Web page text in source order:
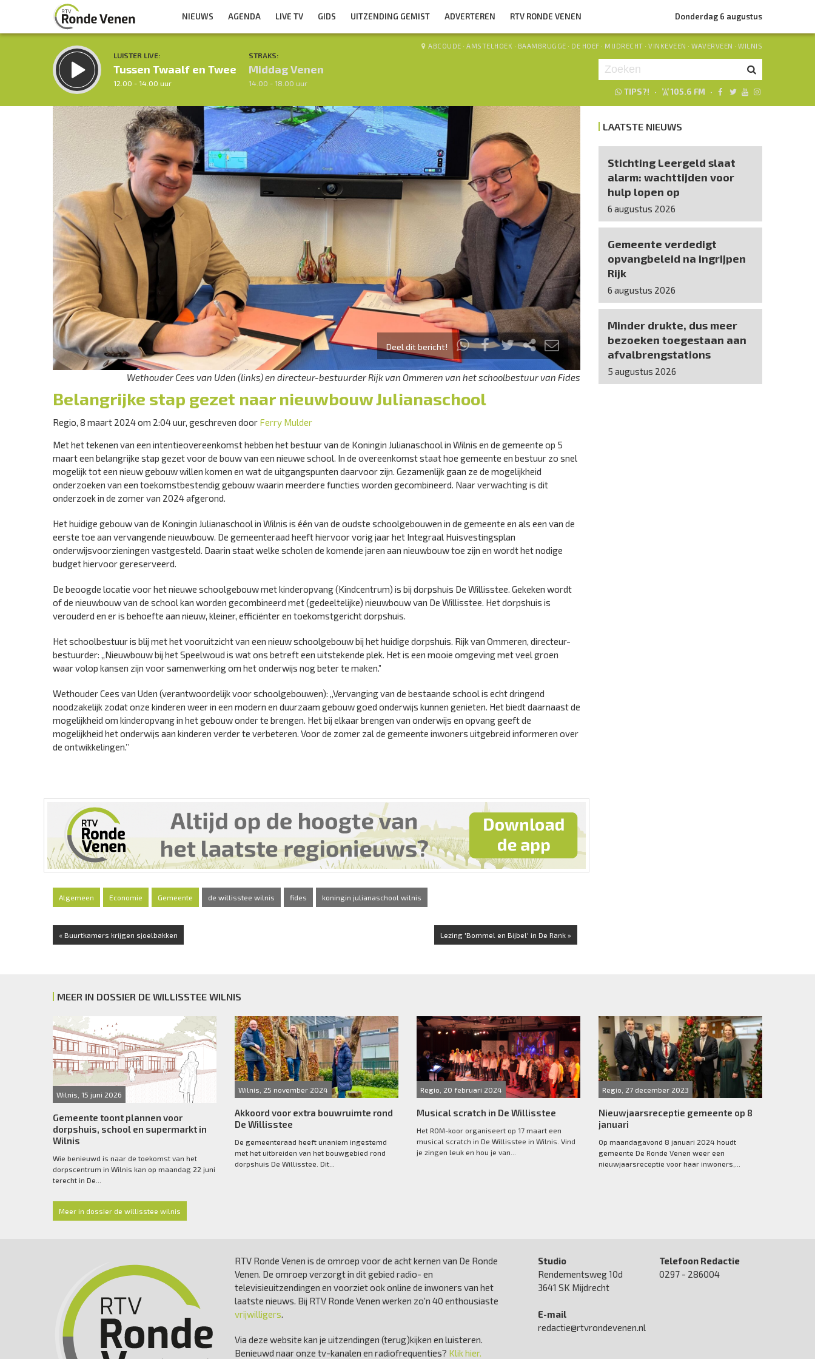
NIEUWS AGENDA LIVE TV GIDS UITZENDING GEMIST ADVERTEREN RTV RONDE VENEN Donderdag 6 augustus
LUISTER LIVE:
Tussen Twaalf en Twee
12.00 - 14.00 uur
STRAKS:
Middag Venen
14.00 - 18.00 uur
ABCOUDE · AMSTELHOEK · BAAMBRUGGE · DE HOEF · MIJDRECHT · VINKEVEEN · WAVERVEEN · WILNIS
TIPS?! · 105.6 FM ·
Deel dit bericht!
Wethouder Cees van Uden (links) en directeur-bestuurder Rijk van Ommeren van het schoolbestuur van Fides
Belangrijke stap gezet naar nieuwbouw Julianaschool
Regio, 8 maart 2024 om 2:04 uur, geschreven door Ferry Mulder
Met het tekenen van een intentieovereenkomst hebben het bestuur van de Koningin Julianaschool in Wilnis en de gemeente op 5
maart een belangrijke stap gezet voor de bouw van een nieuwe school. In de overeenkomst staat hoe gemeente en bestuur zo snel
mogelijk tot een nieuw gebouw willen komen en wat de uitgangspunten daarvoor zijn. Gezamenlijk gaan ze de mogelijkheid
onderzoeken van een toekomstbestendig gebouw waarin meerdere functies worden gecombineerd. Naar verwachting is dit
onderzoek in de zomer van 2024 afgerond.
Het huidige gebouw van de Koningin Julianaschool in Wilnis is één van de oudste schoolgebouwen in de gemeente en als een van de
eerste toe aan vervangende nieuwbouw. De gemeenteraad heeft hiervoor vorig jaar het Integraal Huisvestingsplan
onderwijsvoorzieningen vastgesteld. Daarin staat welke scholen de komende jaren aan nieuwbouw toe zijn en wordt het nodige
budget hiervoor gereserveerd.
De beoogde locatie voor het nieuwe schoolgebouw met kinderopvang (Kindcentrum) is bij dorpshuis De Willisstee. Gekeken wordt
of de nieuwbouw van de school kan worden gecombineerd met (gedeeltelijke) nieuwbouw van De Willisstee. Het dorpshuis is
verouderd en er is behoefte aan nieuw, kleiner, efficiënter en toekomstgericht dorpshuis.
Het schoolbestuur is blij met het vooruitzicht van een nieuw schoolgebouw bij het huidige dorpshuis. Rijk van Ommeren, directeur-
bestuurder: ,,Nieuwbouw bij het Speelwoud is wat ons betreft een uitstekende plek. Het is een mooie omgeving met veel groen
waar volop kansen zijn voor samenwerking om het onderwijs nog beter te maken.”
Wethouder Cees van Uden (verantwoordelijk voor schoolgebouwen): ,,Vervanging van de bestaande school is echt dringend
noodzakelijk zodat onze kinderen weer in een modern en duurzaam gebouw goed onderwijs kunnen genieten. Het biedt daarnaast de
mogelijkheid om kinderopvang in het gebouw onder te brengen. Het bij elkaar brengen van onderwijs en opvang geeft de
mogelijkheid het onderwijs aan kinderen verder te verbeteren. Voor de zomer zal de gemeente inwoners uitgebreid informeren over
de ontwikkelingen.’’
Algemeen Economie Gemeente de willisstee wilnis fides koningin julianaschool wilnis
« Buurtkamers krijgen sjoelbakken Lezing 'Bommel en Bijbel' in De Rank »
LAATSTE NIEUWS
Stichting Leergeld slaat
alarm: wachttijden voor
hulp lopen op
6 augustus 2026
Gemeente verdedigt
opvangbeleid na ingrijpen
Rijk
6 augustus 2026
Minder drukte, dus meer
bezoeken toegestaan aan
afvalbrengstations
5 augustus 2026
MEER IN DOSSIER DE WILLISSTEE WILNIS
Wilnis, 15 juni 2026
Gemeente toont plannen voor
dorpshuis, school en supermarkt in
Wilnis
Wie benieuwd is naar de toekomst van het
dorpscentrum in Wilnis kan op maandag 22 juni
terecht in De...
Wilnis, 25 november 2024
Akkoord voor extra bouwruimte rond
De Willisstee
De gemeenteraad heeft unaniem ingestemd
met het uitbreiden van het bouwgebied rond
dorpshuis De Willisstee. Dit...
Regio, 20 februari 2024
Musical scratch in De Willisstee
Het ROM-koor organiseert op 17 maart een
musical scratch in De Willisstee in Wilnis. Vind
je zingen leuk en hou je van...
Regio, 27 december 2023
Nieuwjaarsreceptie gemeente op 8
januari
Op maandagavond 8 januari 2024 houdt
gemeente De Ronde Venen weer een
nieuwjaarsreceptie voor haar inwoners,...
Meer in dossier de willisstee wilnis
RTV Ronde Venen is de omroep voor de acht kernen van De Ronde
Venen. De omroep verzorgt in dit gebied radio- en
televisieuitzendingen en voorziet ook online de inwoners van het
laatste nieuws. Bij RTV Ronde Venen werken zo'n 40 enthousiaste
vrijwilligers.
Via deze website kan je uitzendingen (terug)kijken en luisteren.
Benieuwd naar onze tv-kanalen en radiofrequenties? Klik hier.
Studio
Rendementsweg 10d
3641 SK Mijdrecht
E-mail
redactie@rtvrondevenen.nl
Telefoon Redactie
0297 - 286004